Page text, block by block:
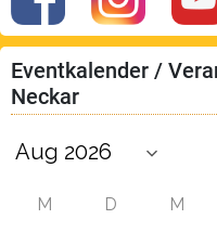
Eventkalender /
Neckar
M D M